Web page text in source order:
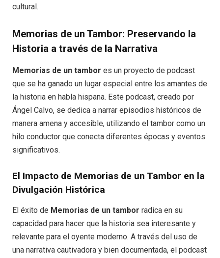
cultural.
Memorias de un Tambor: Preservando la
Historia a través de la Narrativa
Memorias de un tambor es un proyecto de podcast
que se ha ganado un lugar especial entre los amantes de
la historia en habla hispana. Este podcast, creado por
Ángel Calvo, se dedica a narrar episodios históricos de
manera amena y accesible, utilizando el tambor como un
hilo conductor que conecta diferentes épocas y eventos
significativos.
El Impacto de Memorias de un Tambor en la
Divulgación Histórica
El éxito de Memorias de un tambor radica en su
capacidad para hacer que la historia sea interesante y
relevante para el oyente moderno. A través del uso de
una narrativa cautivadora y bien documentada, el podcast